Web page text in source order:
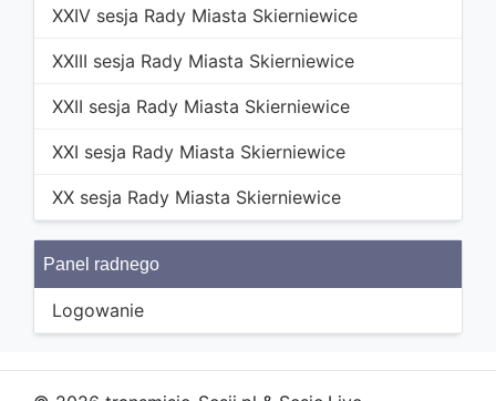
XXIV sesja Rady Miasta Skierniewice
XXIII sesja Rady Miasta Skierniewice
XXII sesja Rady Miasta Skierniewice
XXI sesja Rady Miasta Skierniewice
XX sesja Rady Miasta Skierniewice
Panel radnego
Logowanie